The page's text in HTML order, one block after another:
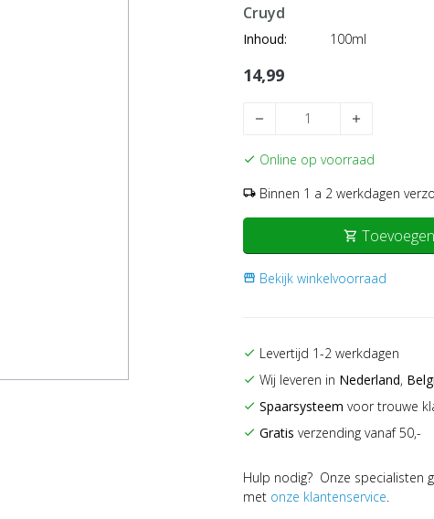
Cruyd
Inhoud: 100ml
14,99
remove add
check Online op voorraad
local_shipping Binnen 1 a 2 werkdagen
shopping_cart
storefront Bekijk winkelvoorraad
check Levertijd 1-2 werkdagen
check Wij leveren in Nederland,
check Spaarsysteem voor trouwe
check Gratis verzending vanaf 50,-
Hulp nodig? Onze specialisten
met onze klantenservice